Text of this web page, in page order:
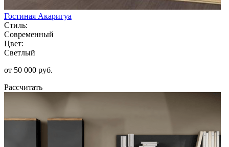
Гостиная Акаригуа
Стиль:
Современный
Цвет:
Светлый
от 50 000 руб.
Рассчитать